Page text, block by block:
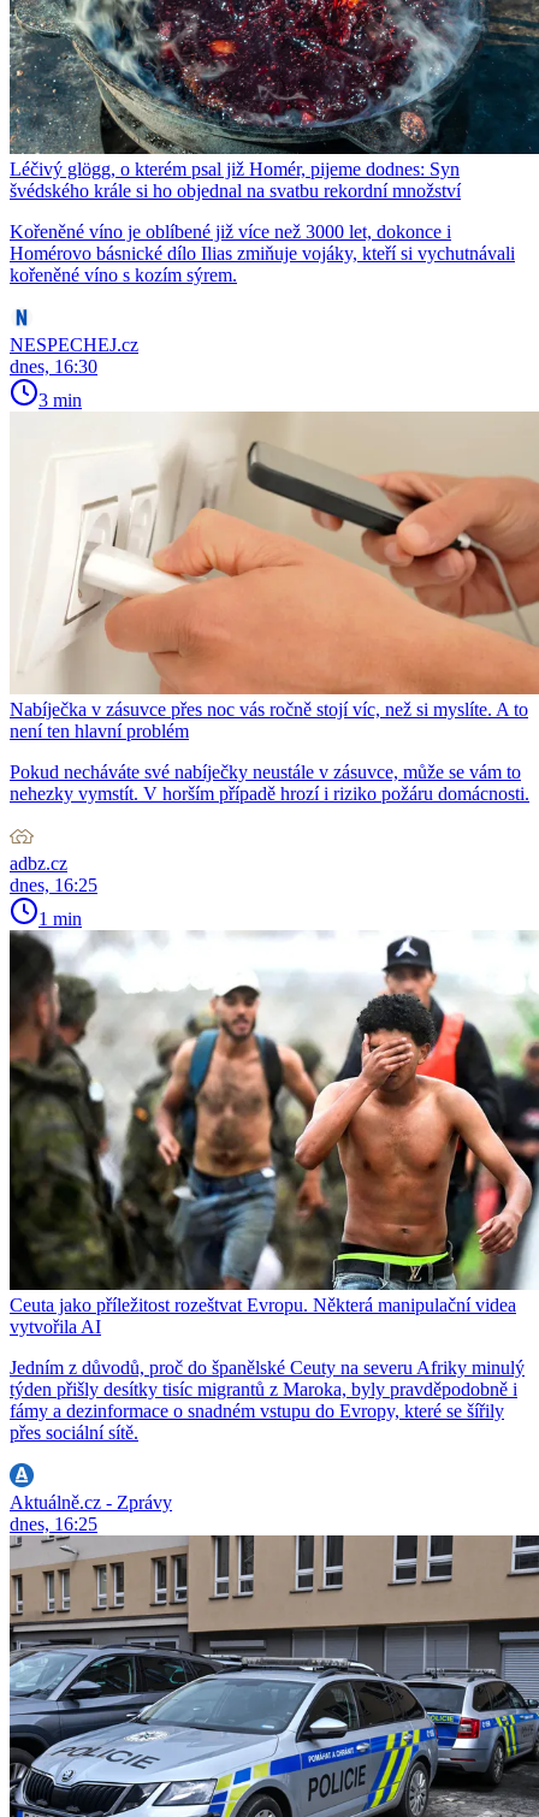
Léčivý glögg, o kterém psal již Homér, pijeme dodnes: Syn
švédského krále si ho objednal na svatbu rekordní množství
Kořeněné víno je oblíbené již více než 3000 let, dokonce i
Homérovo básnické dílo Ilias zmiňuje vojáky, kteří si vychutnávali
kořeněné víno s kozím sýrem.
NESPECHEJ.cz
dnes, 16:30
3 min
Nabíječka v zásuvce přes noc vás ročně stojí víc, než si myslíte. A to
není ten hlavní problém
Pokud necháváte své nabíječky neustále v zásuvce, může se vám to
nehezky vymstít. V horším případě hrozí i riziko požáru domácnosti.
adbz.cz
dnes, 16:25
1 min
Ceuta jako příležitost rozeštvat Evropu. Některá manipulační videa
vytvořila AI
Jedním z důvodů, proč do španělské Ceuty na severu Afriky minulý
týden přišly desítky tisíc migrantů z Maroka, byly pravděpodobně i
fámy a dezinformace o snadném vstupu do Evropy, které se šířily
přes sociální sítě.
Aktuálně.cz - Zprávy
dnes, 16:25